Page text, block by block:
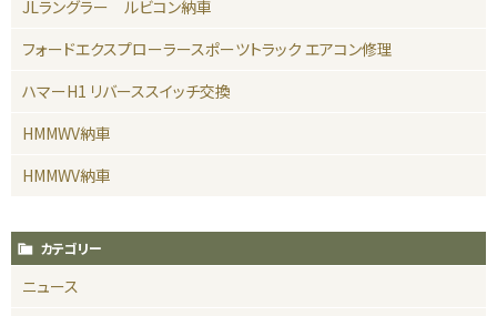
JLラングラー ルビコン納車
フォードエクスプローラースポーツトラック エアコン修理
ハマーH1 リバーススイッチ交換
HMMWV納車
HMMWV納車
カテゴリー
ニュース